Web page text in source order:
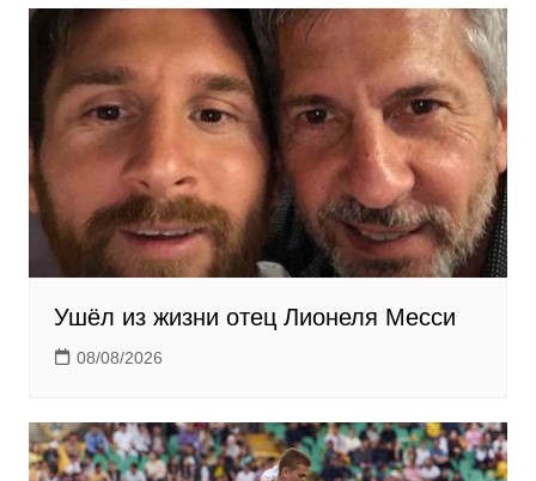
i
k
i
Ушёл из жизни отец Лионеля Месси
08/08/2026